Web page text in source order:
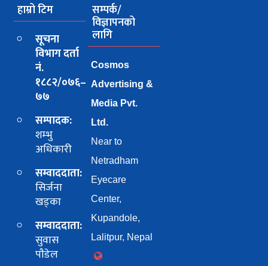
हाम्रो टिम
सूचना
विभाग दर्ता
नं.
१८८२/०७६–
७७
सम्पादक:
शम्भु
अधिकारी
सम्वाददाता:
सिर्जना
खड्का
सम्वाददाता:
सुवास
पाैडेल
सम्पर्क/
विज्ञापनको
लागि
Cosmos
Advertising &
Media Pvt.
Ltd.
Near to
Netradham
Eyecare
Center,
Kupandole,
Lalitpur, Nepal